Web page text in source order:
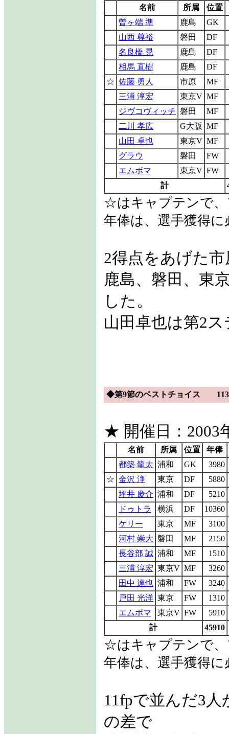
名前 所属
位置
曽ヶ端 準
鹿島
GK
山西 尊裕
磐田
DF
名良橋 晃
鹿島
DF
相馬 直樹
鹿島
DF
☆ 佐藤 勇人 市原
MF
三浦 淳宏
東京V MF
ジヴコヴィッチ 磐田
MF
二川 孝広
G大阪 MF
山田 卓也
東京V MF
グラウ
磐田
FW
エムボマ
東京V FW
計
☆はキャプテンで
年俸は、選手獲得
2得点をあげた
鹿島、磐田、東
した。
山田卓也は第2
◆第9節のベストチョイス
★ 開催日：2003
名前 所属 位置
年俸
都築 龍太 浦和 GK
3980
☆ 金沢 浄 東京 DF
5880
坪井 慶介 浦和 DF
5210
ドゥトラ
横浜 DF
10360
ケリー
東京 MF
3100
河村 崇大 磐田 MF
2150
長谷部 誠 浦和 MF
1510
三浦 淳宏 東京V MF
3260
田中 達也 浦和 FW
3240
戸田 光洋 東京 FW
1310
エムボマ
東京V FW
5910
計
45910
☆はキャプテンで
年俸は、選手獲得
11fpで並んだ3
の差で